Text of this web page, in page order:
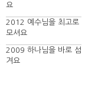
요
2012 예수님을 최고로
모셔요
2009 하나님을 바로 섬
겨요